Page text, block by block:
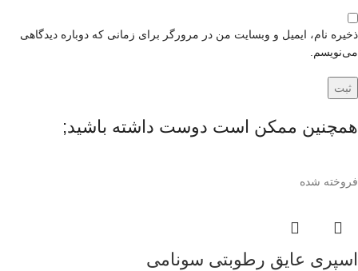
ذخیره نام، ایمیل و وبسایت من در مرورگر برای زمانی که دوباره دیدگاهی
می‌نویسم.
همچنین ممکن است دوست داشته باشید;
فروخته شده
اسپری عایق رطوبتی سونامی